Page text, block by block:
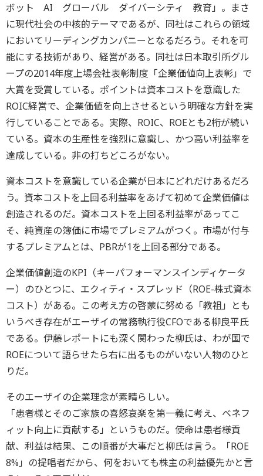
ボット AI グローバル ダイバーシティ 教育」。まさ
に現代社会の中核的テーマであるが、同社はこれらの領域
においてリーディングカンパニーとなるだろう。それを可
能にする技術があり、経営がある。同社は日本取引所グル
ープの2014年度上場会社表彰制度「企業価値向上表彰」で
大賞を受賞している。ポイントは資本コストを意識した
ROIC経営で、企業価値を向上させるという明確な方針を実
行していることである。実際、ROIC、ROEとも2桁が続い
ている。資本の生産性を強烈に意識し、かつ高い利益率を
達成している。非の打ちどころがない。
資本コストを意識している企業が日本にどれだけあるだろ
う。資本コストを上回る利益率をあげて初めて企業価値は
創造されるのだ。資本コストを上回る利益率があってこ
そ、純資産の簿価に市場でプレミアムがつく。市場が付与
するプレミアムとは、PBRが1を上回る部分である。
企業価値創造のKPI（キーパフォーマンスインディケータ
ー）のひとつに、エクィティ・スプレッド（ROE-株式資本
コスト）がある。この考え方の啓蒙に努める「教祖」とも
いうべき存在がエーザイの常務執行役CFOである柳良平氏
である。伊藤レポートにも深く関わった柳氏は、わが国で
ROEについて語らせたら右に出るものがいない人物のひと
りだ。
そのエーザイの企業理念が素晴らしい。
「患者様とそのご家族の喜怒哀楽を第一義に考え、ベネフ
ィット向上に貢献する」というものだ。使命は患者様貢
献、利益は結果、この順番が大事だと柳氏は言う。「ROE
8%」の提唱者だから、何をおいても株主の利益優先かと言